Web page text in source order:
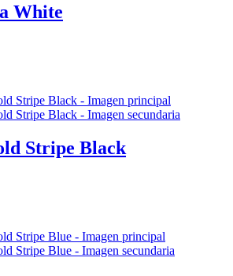
White
Stripe Black